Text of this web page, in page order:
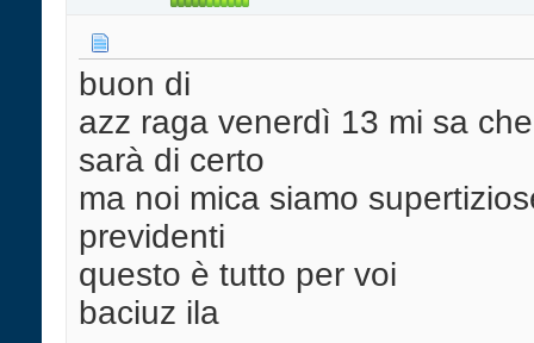
buon di
azz raga venerdì 13 mi sa
sarà di certo
ma noi mica siamo
previdenti
questo è tutto per voi
baciuz ila